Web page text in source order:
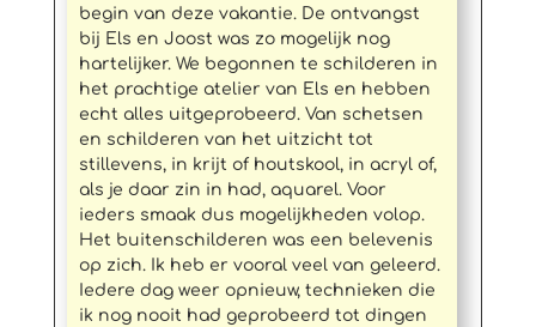
begin van deze vakantie. De ontvangst
bij Els en Joost was zo mogelijk nog
hartelijker. We begonnen te schilderen in
het prachtige atelier van Els en hebben
echt alles uitgeprobeerd. Van schetsen
en schilderen van het uitzicht tot
stillevens, in krijt of houtskool, in acryl of,
als je daar zin in had, aquarel. Voor
ieders smaak dus mogelijkheden volop.
Het buitenschilderen was een belevenis
op zich. Ik heb er vooral veel van geleerd.
Iedere dag weer opnieuw, technieken die
ik nog nooit had geprobeerd tot dingen